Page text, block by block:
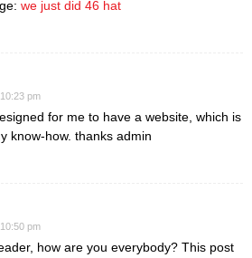
we just did 46 hat
pm
for me to have a website, which is
know-how. thanks admin
pm
how are you everybody? This post